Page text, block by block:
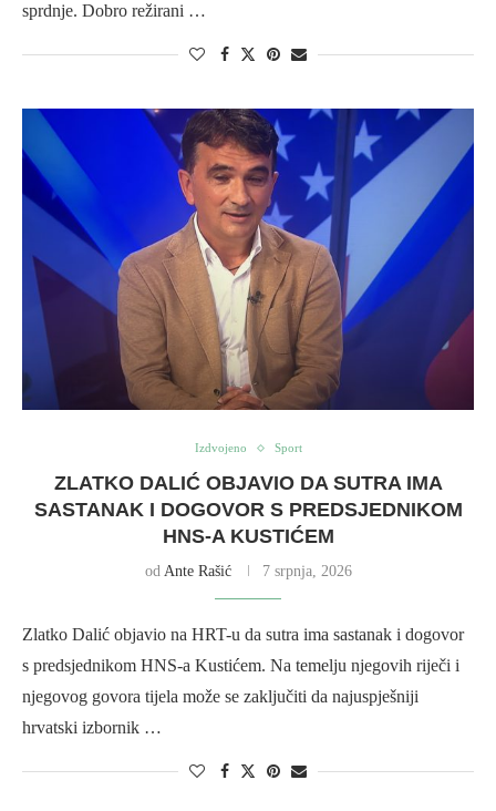
sprdnje. Dobro režirani …
Izdvojeno Sport
ZLATKO DALIĆ OBJAVIO DA SUTRA IMA
SASTANAK I DOGOVOR S PREDSJEDNIKOM
HNS-A KUSTIĆEM
od Ante Rašić 7 srpnja, 2026
Zlatko Dalić objavio na HRT-u da sutra ima sastanak i dogovor
s predsjednikom HNS-a Kustićem. Na temelju njegovih riječi i
njegovog govora tijela može se zaključiti da najuspješniji
hrvatski izbornik …